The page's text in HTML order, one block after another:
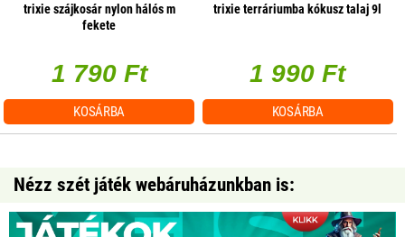
trixie szájkosár nylon hálós m
fekete
1 790 Ft
KOSÁRBA
trixie terráriumba kókusz talaj 9l
1 990 Ft
KOSÁRBA
Nézz szét játék webáruházunkban is: